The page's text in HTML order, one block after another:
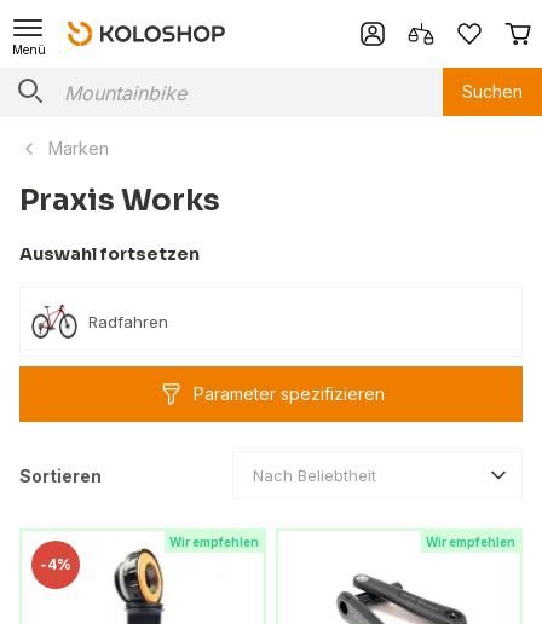
Menü
Suchen
Marken
Praxis Works
Auswahl fortsetzen
Radfahren
Parameter spezifizieren
Sortieren Nach Beliebtheit
Wir empfehlen
-4%
Wir empfehlen